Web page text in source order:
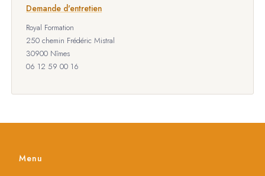
Demande d'entretien
Royal Formation
250 chemin Frédéric Mistral
30900 Nîmes
06 12 59 00 16
Menu